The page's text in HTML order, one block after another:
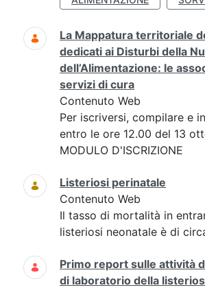
La Mappatura territoriale
dedicati ai Disturbi della
dell’Alimentazione: le
servizi di cura
Contenuto Web
Per iscriversi, compilare e
entro le ore 12.00 del 13
MODULO D'ISCRIZIONE
Listeriosi perinatale
Contenuto Web
Il tasso di mortalità in
listeriosi neonatale è di
Primo report sulle attività
di laboratorio della